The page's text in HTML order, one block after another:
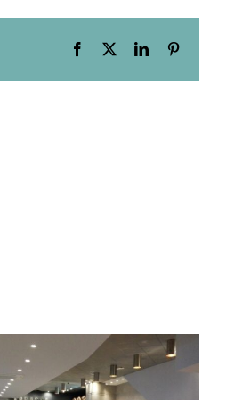
Facebook
X LinkedIn